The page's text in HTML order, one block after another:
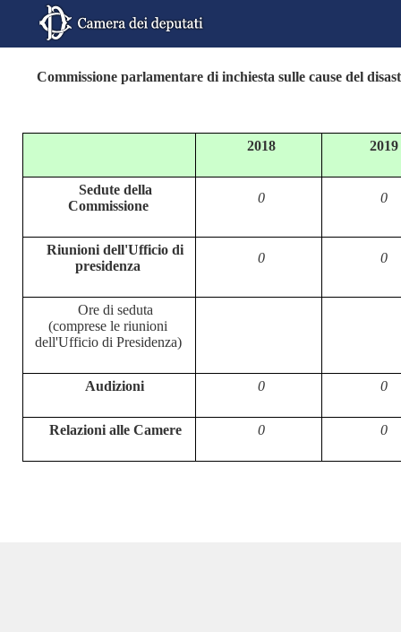
Commissione parlamentare di inchiesta sulle cause del
2018 2019
Sedute della
Commissione
0 0
Riunioni dell'Ufficio di
presidenza
0 0
Ore di seduta
(comprese le riunioni
dell'Ufficio di Presidenza)
Audizioni 0 0
Relazioni alle Camere 0 0